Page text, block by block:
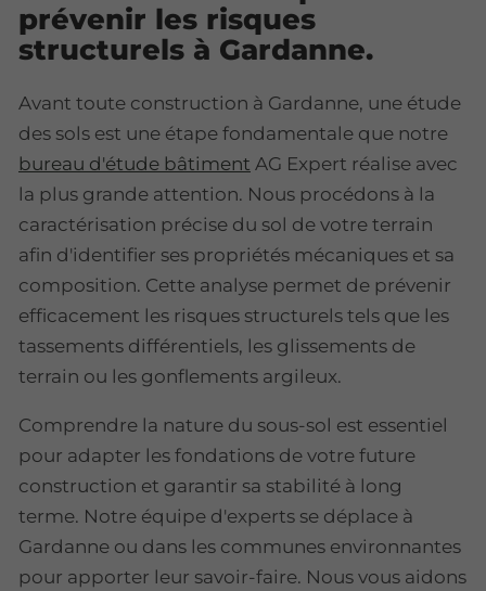
prévenir les risques
structurels à Gardanne.
Avant toute construction à Gardanne, une étude
des sols est une étape fondamentale que notre
bureau d'étude bâtiment AG Expert réalise avec
la plus grande attention. Nous procédons à la
caractérisation précise du sol de votre terrain
afin d'identifier ses propriétés mécaniques et sa
composition. Cette analyse permet de prévenir
efficacement les risques structurels tels que les
tassements différentiels, les glissements de
terrain ou les gonflements argileux.
Comprendre la nature du sous-sol est essentiel
pour adapter les fondations de votre future
construction et garantir sa stabilité à long
terme. Notre équipe d'experts se déplace à
Gardanne ou dans les communes environnantes
pour apporter leur savoir-faire. Nous vous aidons